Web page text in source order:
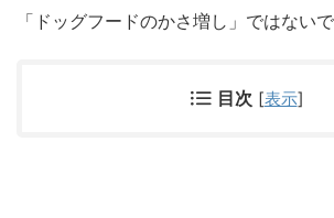
「ドッグフードのかさ増し」ではない
目次 [表示]